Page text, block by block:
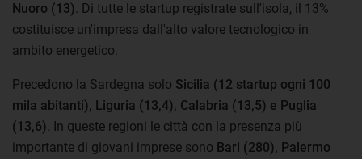
Nuoro (13) . Di tutte le startup registrate sull'isola, il 13%
costituisce un'impresa dall'alto valore tecnologico in
ambito energetico.
Precedono la Sardegna solo Sicilia (12 startup ogni 100
mila abitanti), Liguria (13,4), Calabria (13,5) e Puglia
(13,6) . In queste regioni le città con la presenza più
importante di giovani imprese sono Bari (280), Palermo